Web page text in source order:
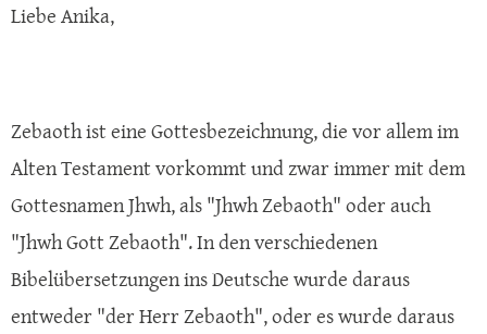
Liebe Anika,
Zebaoth ist eine Gottesbezeichnung, die vor allem im
Alten Testament vorkommt und zwar immer mit dem
Gottesnamen Jhwh, als "Jhwh Zebaoth" oder auch
"Jhwh Gott Zebaoth". In den verschiedenen
Bibelübersetzungen ins Deutsche wurde daraus
entweder "der Herr Zebaoth", oder es wurde daraus